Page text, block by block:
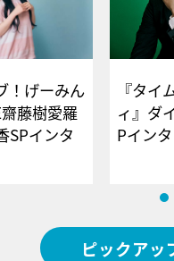
！げーみん
藤樹愛羅
SPインタ
『タイ
ィ』ダ
Pイ
ピックアッ